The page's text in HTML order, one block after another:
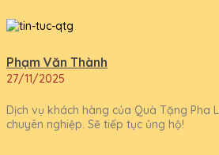
Phạm Văn Thành
27/11/2025
Dịch vụ khách hàng của Quà Tặng Pha
chuyên nghiệp. Sẽ tiếp tục ủng hộ!